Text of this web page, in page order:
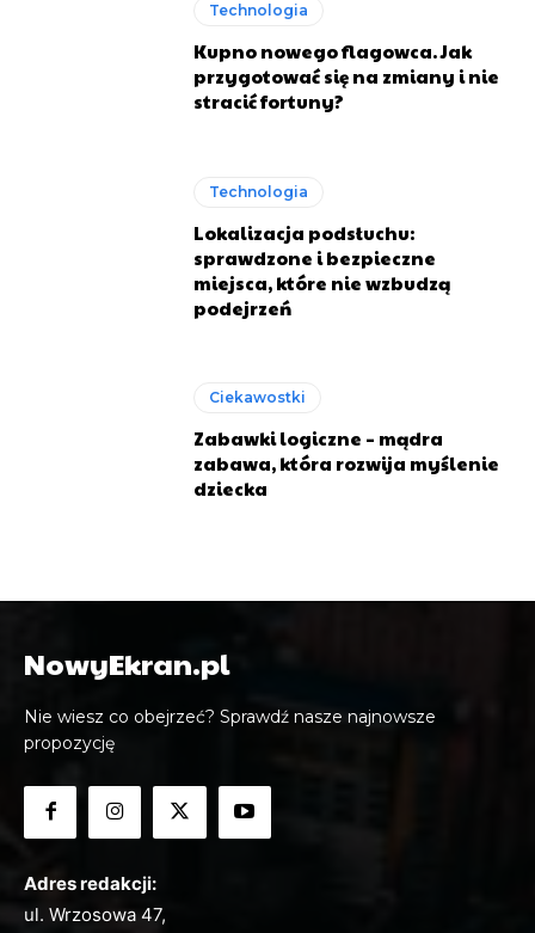
Technologia
Kupno nowego flagowca. Jak
przygotować się na zmiany i nie
stracić fortuny?
Technologia
Lokalizacja podsłuchu:
sprawdzone i bezpieczne
miejsca, które nie wzbudzą
podejrzeń
Ciekawostki
Zabawki logiczne – mądra
zabawa, która rozwija myślenie
dziecka
NowyEkran.pl
Nie wiesz co obejrzeć? Sprawdź nasze najnowsze
propozycję
Adres redakcji:
ul. Wrzosowa 47,